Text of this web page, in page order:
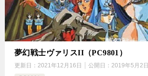
夢幻戦士ヴァリスII（PC9801）
更新日： 2021年12月16日 公開日： 2019年5月2日